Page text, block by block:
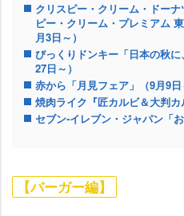
クリスピー・クリーム・ドー
ピー・クリーム・プレミアム
月3日～）
びっくりドンキー「日本の秋
27日～）
赤から「月見フェア」（9月9日
焼肉ライク『匠カルビ＆大判カ
セブン‐イレブン・ジャパン「
【バーガー編】